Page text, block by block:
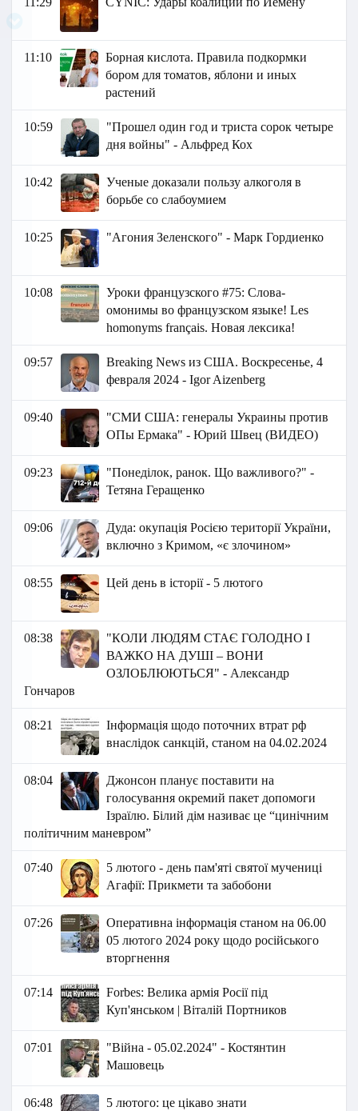
11:10
Борная кислота. Правила подкормки
бором для томатов, яблони и иных
растений
10:59
"Прошел один год и триста сорок четыре
дня войны" - Альфред Кох
10:42
Ученые доказали пользу алкоголя в
борьбе со слабоумием
10:25 "Агония Зеленского" - Марк Гордиенко
10:08
Уроки французского #75: Слова-
омонимы во французском языке! Les
homonyms français. Новая лексика!
09:57
Breaking News из США. Воскресенье, 4
февраля 2024 - Igor Aizenberg
09:40
"СМИ США: генералы Украины против
ОПы Ермака" - Юрий Швец (ВИДЕО)
09:23
"Понеділок, ранок. Що важливого?" -
Тетяна Геращенко
09:06
Дуда: окупація Росією території України,
включно з Кримом, «є злочином»
08:55 Цей день в історії - 5 лютого
08:38
"КОЛИ ЛЮДЯМ СТАЄ ГОЛОДНО І
ВАЖКО НА ДУШІ – ВОНИ
ОЗЛОБЛЮЮТЬСЯ" - Александр
Гончаров
08:21
Інформація щодо поточних втрат рф
внаслідок санкцій, станом на 04.02.2024
08:04
Джонсон планує поставити на
голосування окремий пакет допомоги
Ізраїлю. Білий дім називає це “цинічним
політичним маневром”
07:40
5 лютого - день пам'яті святої мучениці
Агафії: Прикмети та забобони
07:26
Оперативна інформація станом на 06.00
05 лютого 2024 року щодо російського
вторгнення
07:14
Forbes: Велика армія Росії під
Куп'янськом | Віталій Портников
07:01
"Війна - 05.02.2024" - Костянтин
Машовець
06:48 5 лютого: це цікаво знати